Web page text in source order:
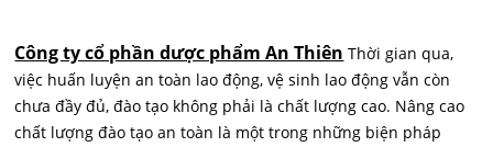
Công ty cổ phần dược phẩm An Thiên Thời gian qua,
việc huấn luyện an toàn lao động, vệ sinh lao động vẫn còn
chưa đầy đủ, đào tạo không phải là chất lượng cao. Nâng cao
chất lượng đào tạo an toàn là một trong những biện pháp